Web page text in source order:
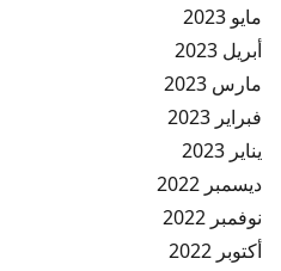
مايو 2023
أبريل 2023
مارس 2023
فبراير 2023
يناير 2023
ديسمبر 2022
نوفمبر 2022
أكتوبر 2022